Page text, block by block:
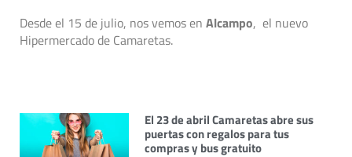
Desde el 15 de julio, nos vemos en Alcampo, el nuevo
Hipermercado de Camaretas.
El 23 de abril Camaretas abre sus
puertas con regalos para tus
compras y bus gratuito